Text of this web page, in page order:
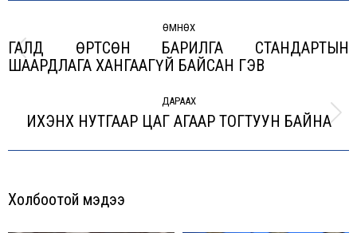
ӨМНӨХ
Previous
ГАЛД ӨРТСӨН БАРИЛГА СТАНДАРТЫН
ШААРДЛАГА ХАНГААГҮЙ БАЙСАН ГЭВ
ДАРААХ
Next
ИХЭНХ НУТГААР ЦАГ АГААР ТОГТУУН БАЙНА
Холбоотой мэдээ